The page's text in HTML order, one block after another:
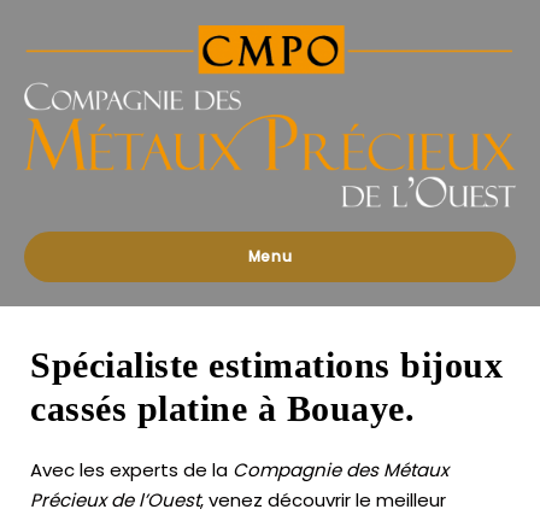
des
Précieux
l'Ouest
Menu
Spécialiste estimations bijoux
cassés platine à Bouaye.
Avec les experts de la Compagnie des Métaux
Précieux de l’Ouest, venez découvrir le meilleur